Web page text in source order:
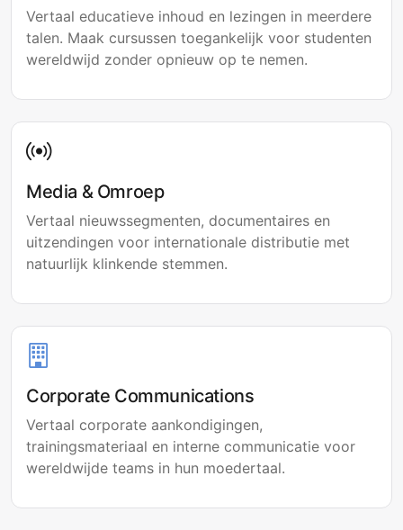
Vertaal educatieve inhoud en lezingen in meerdere
talen. Maak cursussen toegankelijk voor studenten
wereldwijd zonder opnieuw op te nemen.
Media & Omroep
Vertaal nieuwssegmenten, documentaires en
uitzendingen voor internationale distributie met
natuurlijk klinkende stemmen.
Corporate Communications
Vertaal corporate aankondigingen,
trainingsmateriaal en interne communicatie voor
wereldwijde teams in hun moedertaal.